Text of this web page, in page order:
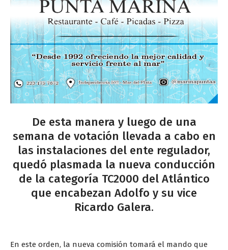
De esta manera y luego de una
semana de votación llevada a cabo en
las instalaciones del ente regulador,
quedó plasmada la nueva conducción
de la categoría TC2000 del Atlántico
que encabezan Adolfo y su vice
Ricardo Galera.
En este orden, la nueva comisión tomará el mando que